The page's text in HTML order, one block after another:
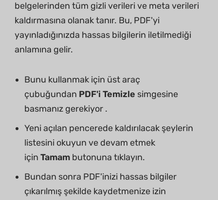
belgelerinden tüm gizli verileri ve meta verileri
kaldırmasına olanak tanır. Bu, PDF'yi
yayınladığınızda hassas bilgilerin iletilmediği
anlamına gelir.
Bunu kullanmak için üst araç
çubuğundan PDF'i Temizle simgesine
basmanız gerekiyor .
Yeni açılan pencerede kaldırılacak şeylerin
listesini okuyun ve devam etmek
için Tamam butonuna tıklayın.
Bundan sonra PDF'inizi hassas bilgiler
çıkarılmış şekilde kaydetmenize izin